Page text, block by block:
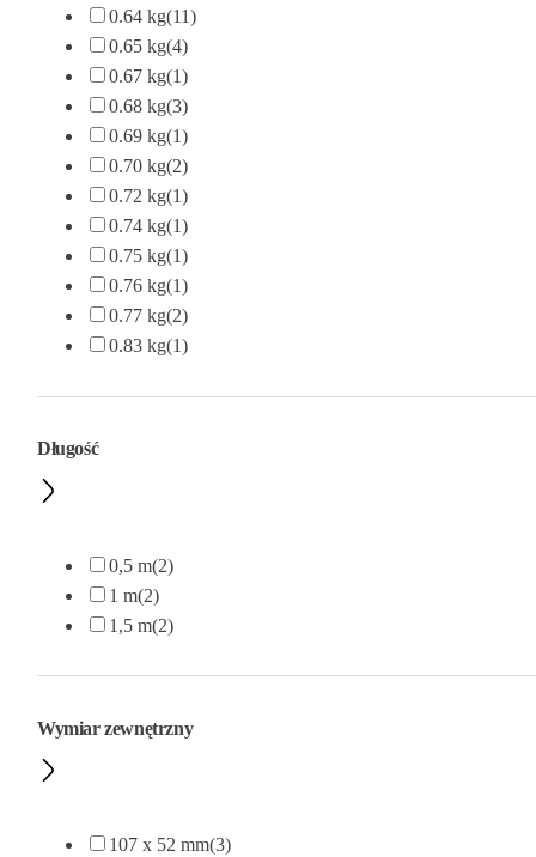
0.64 kg(11)
0.65 kg(4)
0.67 kg(1)
0.68 kg(3)
0.69 kg(1)
0.70 kg(2)
0.72 kg(1)
0.74 kg(1)
0.75 kg(1)
0.76 kg(1)
0.77 kg(2)
0.83 kg(1)
Długość
0,5 m(2)
1 m(2)
1,5 m(2)
Wymiar zewnętrzny
107 x 52 mm(3)